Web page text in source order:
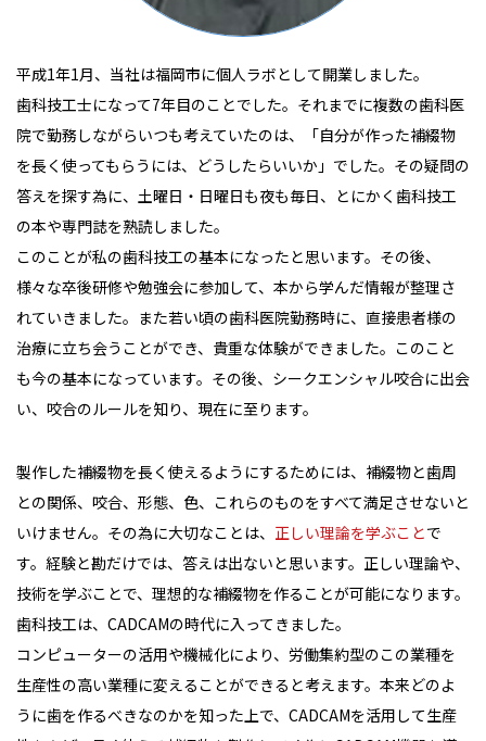
平成1年1月、当社は福岡市に個人ラボとして開業しました。
歯科技工士になって7年目のことでした。それまでに複数の歯科医
院で勤務しながらいつも考えていたのは、「自分が作った補綴物
を長く使ってもらうには、どうしたらいいか」でした。その疑問の
答えを探す為に、土曜日・日曜日も夜も毎日、とにかく歯科技工
の本や専門誌を熟読しました。
このことが私の歯科技工の基本になったと思います。その後、
様々な卒後研修や勉強会に参加して、本から学んだ情報が整理さ
れていきました。また若い頃の歯科医院勤務時に、直接患者様の
治療に立ち会うことができ、貴重な体験ができました。このこと
も今の基本になっています。その後、シークエンシャル咬合に出会
い、咬合のルールを知り、現在に至ります。
製作した補綴物を長く使えるようにするためには、補綴物と歯周
との関係、咬合、形態、色、これらのものをすべて満足させないと
いけません。その為に大切なことは、 正しい理論を学ぶことで
す。経験と勘だけでは、答えは出ないと思います。正しい理論や、
技術を学ぶことで、理想的な補綴物を作ることが可能になります。
歯科技工は、CADCAMの時代に入ってきました。
コンピューターの活用や機械化により、労働集約型のこの業種を
生産性の高い業種に変えることができると考えます。本来どのよ
うに歯を作るべきなのかを知った上で、CADCAMを活用して生産